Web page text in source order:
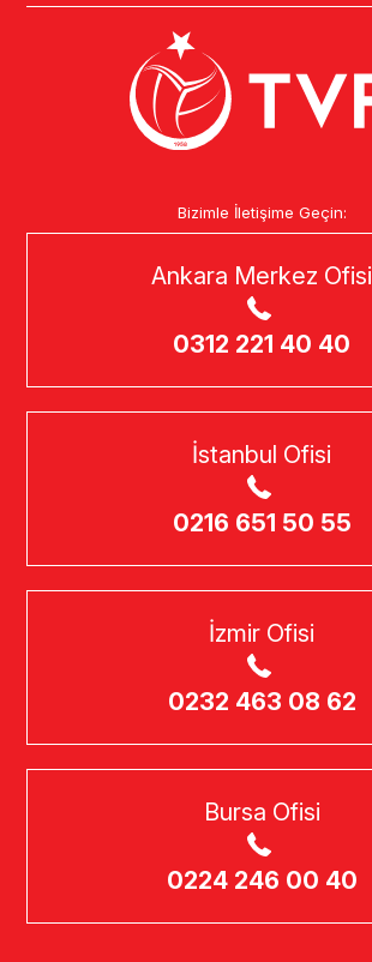
Bizimle İletişime Geçin:
Ankara Merkez Ofisi
0312 221 40 40
İstanbul Ofisi
0216 651 50 55
İzmir Ofisi
0232 463 08 62
Bursa Ofisi
0224 246 00 40